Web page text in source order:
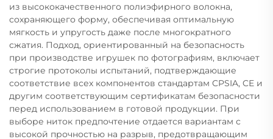
из высококачественного полиэфирного волокна,
сохраняющего форму, обеспечивая оптимальную
мягкость и упругость даже после многократного
сжатия. Подход, ориентированный на безопасность
при производстве игрушек по фотографиям, включает
строгие протоколы испытаний, подтверждающие
соответствие всех компонентов стандартам CPSIA, CE и
другим соответствующим сертификатам безопасности
перед использованием в готовой продукции. При
выборе ниток предпочтение отдается вариантам с
высокой прочностью на разрыв, предотвращающим